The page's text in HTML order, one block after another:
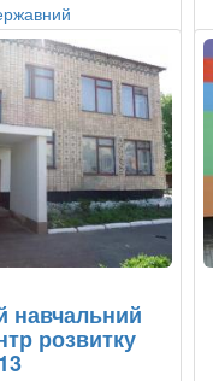
навчальний
розвитку